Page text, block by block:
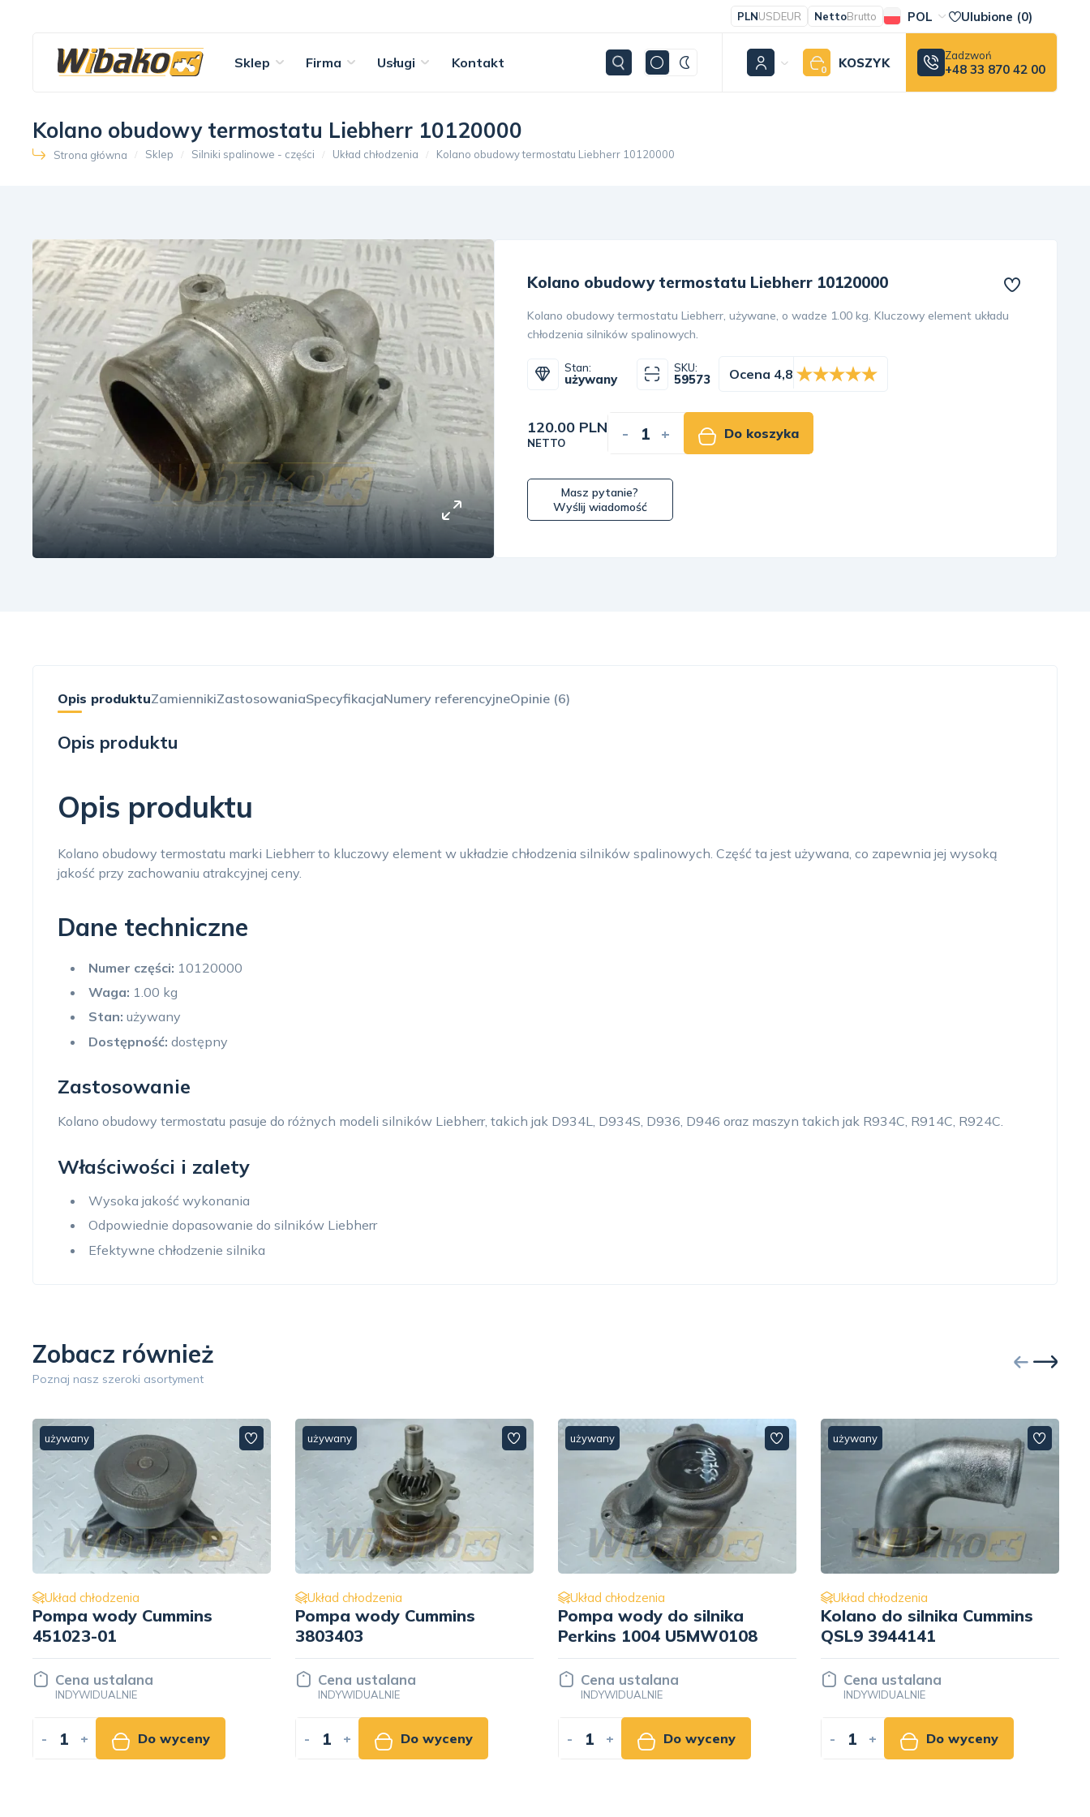
PLNUSDEUR NettoBrutto POL Ulubione (0)
Sklep Firma Usługi Kontakt 0 KOSZYK Zadzwoń
+48 33 870 42 00
Kolano obudowy termostatu Liebherr 10120000
Strona główna Sklep Silniki spalinowe - części Układ chłodzenia Kolano obudowy termostatu Liebherr 10120000
Kolano obudowy termostatu Liebherr 10120000
Kolano obudowy termostatu Liebherr, używane, o wadze 1.00 kg. Kluczowy element układu
chłodzenia silników spalinowych.
Stan:
używany
SKU:
59573 Ocena 4,8
120.00 PLN
NETTO - + Do koszyka
Masz pytanie?
Wyślij wiadomość
Opis produktuZamiennikiZastosowaniaSpecyfikacjaNumery referencyjneOpinie (6)
Opis produktu
Opis produktu
Kolano obudowy termostatu marki Liebherr to kluczowy element w układzie chłodzenia silników spalinowych. Część ta jest używana, co zapewnia jej wysoką
jakość przy zachowaniu atrakcyjnej ceny.
Dane techniczne
Numer części: 10120000
Waga: 1.00 kg
Stan: używany
Dostępność: dostępny
Zastosowanie
Kolano obudowy termostatu pasuje do różnych modeli silników Liebherr, takich jak D934L, D934S, D936, D946 oraz maszyn takich jak R934C, R914C, R924C.
Właściwości i zalety
Wysoka jakość wykonania
Odpowiednie dopasowanie do silników Liebherr
Efektywne chłodzenie silnika
Zobacz również
Poznaj nasz szeroki asortyment
używany
Układ chłodzenia
Pompa wody Cummins
3803403
Cena ustalana
INDYWIDUALNIE
- + Do wyceny
używany
Układ chłodzenia
Pompa wody do silnika
Perkins 1004 U5MW0108
Cena ustalana
INDYWIDUALNIE
- + Do wyceny
używany
Układ chłodzenia
Kolano do silnika Cummins
QSL9 3944141
Cena ustalana
INDYWIDUALNIE
- + Do wyceny
używany
Układ chłodzenia
Pompa wody do silnika
Cummins QSM11 4926553
Cena ustalana
INDYWIDUALNIE
- + Do wyceny